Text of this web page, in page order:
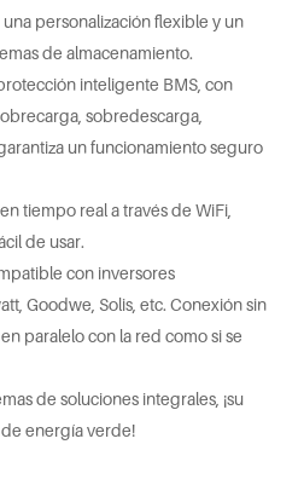
personalización flexible y un
de almacenamiento.
inteligente BMS, con
sobredescarga,
un funcionamiento seguro
tiempo real a través de WiFi,
de usar.
con inversores
Goodwe, Solis, etc. Conexión sin
paralelo con la red como si se
de soluciones integrales, ¡su
energía verde!